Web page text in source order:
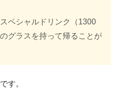
ペシャルドリンク（1300
グラスを持って帰ることが
す。